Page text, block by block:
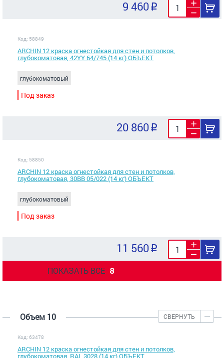
9 460
Код: 58849
ARCHIN 12 краска огнестойкая для стен и потолков,
глубокоматовая, 42YY 64/745 (14 кг) ОБЪЕКТ
глубокоматовый
Под заказ
20 860
Код: 58850
ARCHIN 12 краска огнестойкая для стен и потолков,
глубокоматовая, 30BB 05/022 (14 кг) ОБЪЕКТ
глубокоматовый
Под заказ
11 560
ПОКАЗАТЬ ВСЕ 8
Объем 10 СВЕРНУТЬ
Код: 63478
ARCHIN 12 краска огнестойкая для стен и потолков,
глубокоматовая, RAL 3028 (14 кг) ОБЪЕКТ